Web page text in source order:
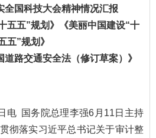
全国科技大会精神情况汇报
五五”规划》《美丽中国建设“十
五”规划》
路交通安全法（修订草案）》
国务院总理李强6月11日主持
彻落实习近平总书记关于审计整